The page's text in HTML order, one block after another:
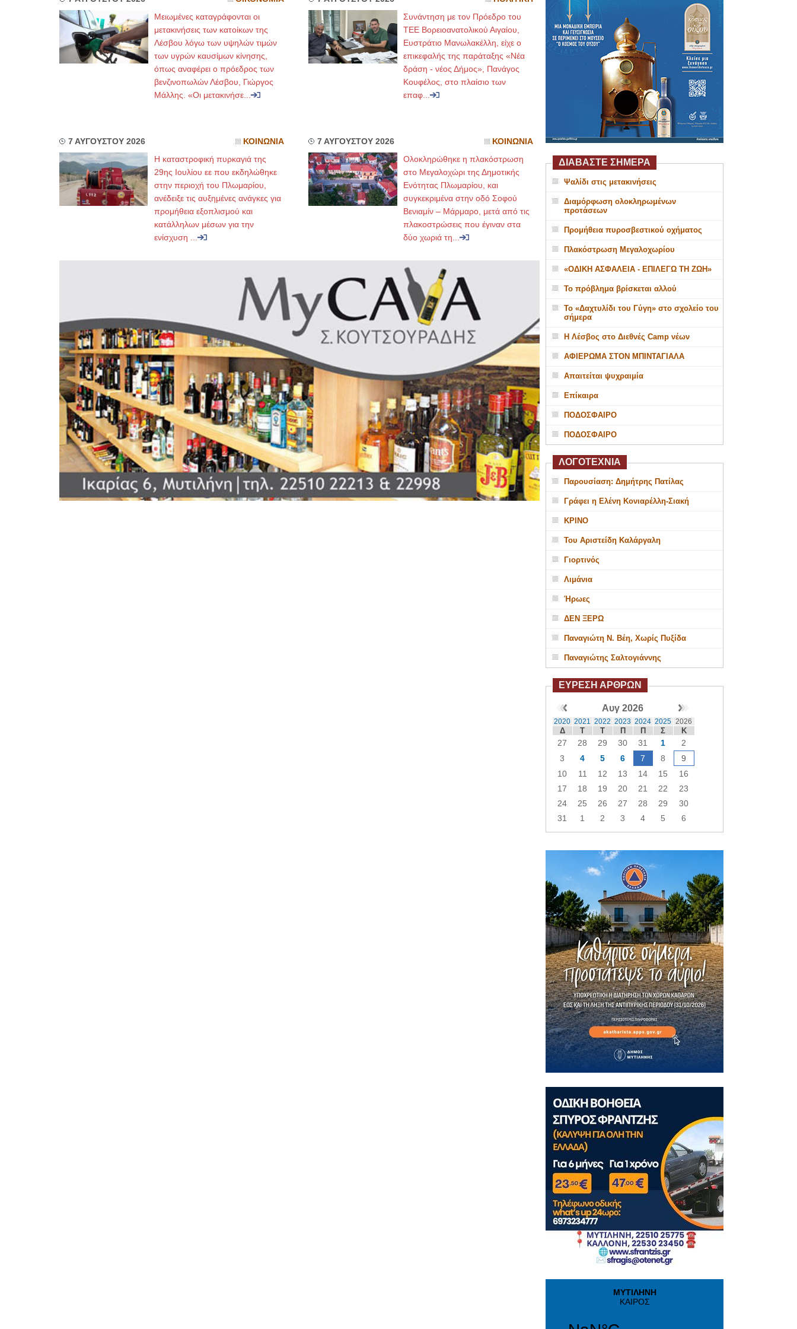
Μειωμένες καταγράφονται οι
μετακινήσεις των κατοίκων της
Λέσβου λόγω των υψηλών τιμών
των υγρών καυσίμων κίνησης,
όπως αναφέρει ο πρόεδρος των
βενζινοπωλών Λέσβου, Γιώργος
Μάλλης. «Οι μετακινήσε...
Συνάντηση με τον Πρόεδρο του
ΤΕΕ Βορειοανατολικού Αιγαίου,
Ευστράτιο Μανωλακέλλη, είχε ο
επικεφαλής της παράταξης «Νέα
δράση - νέος Δήμος», Πανάγος
Κουφέλος, στο πλαίσιο των
επαφ...
7 ΑΥΓΟΥΣΤΟΥ 2026 ΚΟΙΝΩΝΙΑ
Η καταστροφική πυρκαγιά της
29ης Ιουλίου εε που εκδηλώθηκε
στην περιοχή του Πλωμαρίου,
ανέδειξε τις αυξημένες ανάγκες για
προμήθεια εξοπλισμού και
κατάλληλων μέσων για την
ενίσχυση ...
7 ΑΥΓΟΥΣΤΟΥ 2026 ΚΟΙΝΩΝΙΑ
Ολοκληρώθηκε η πλακόστρωση
στο Μεγαλοχώρι της Δημοτικής
Ενότητας Πλωμαρίου, και
συγκεκριμένα στην οδό Σοφού
Βενιαμίν – Μάρμαρο, μετά από τις
πλακοστρώσεις που έγιναν στα
δύο χωριά τη...
ΔΙΑΒΑΣΤΕ ΣΗΜΕΡΑ
Ψαλίδι στις μετακινήσεις
Διαμόρφωση ολοκληρωμένων
προτάσεων
Προμήθεια πυροσβεστικού οχήματος
Πλακόστρωση Μεγαλοχωρίου
«ΟΔΙΚΗ ΑΣΦΑΛΕΙΑ - ΕΠΙΛΕΓΩ ΤΗ ΖΩΗ»
Το πρόβλημα βρίσκεται αλλού
Το «Δαχτυλίδι του Γύγη» στο σχολείο του
σήμερα
Η Λέσβος στο Διεθνές Camp νέων
ΑΦΙΕΡΩΜΑ ΣΤΟΝ ΜΠΙΝΤΑΓΙΑΛΑ
Απαιτείται ψυχραιμία
Επίκαιρα
ΠΟΔΟΣΦΑΙΡΟ
ΠΟΔΟΣΦΑΙΡΟ
ΛΟΓΟΤΕΧΝΙΑ
Παρουσίαση: Δημήτρης Πατίλας
Γράφει η Ελένη Κονιαρέλλη-Σιακή
ΚΡΙΝΟ
Του Αριστείδη Καλάργαλη
Γιορτινός
Λιμάνια
Ήρωες
ΔΕΝ ΞΕΡΩ
Παναγιώτη Ν. Βέη, Χωρίς Πυξίδα
Παναγιώτης Σαλτογιάννης
ΕΥΡΕΣΗ ΑΡΘΡΩΝ
Αυγ 2026
2020 2021 2022 2023 2024 2025 2026
Δ Τ Τ Π Π Σ Κ
27 28 29 30 31 1
2
3
4 5 6 7 8
9
10
11 12 13 14 15
16
17
18 19 20 21 22
23
24
25 26 27 28 29
30
31
1 2 3 4 5 6